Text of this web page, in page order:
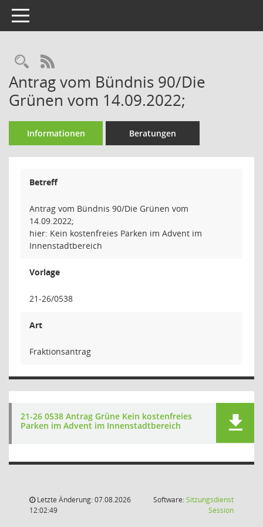
Toggle navigation
Rechercheauswahl
RSS-Feed
Antrag vom Bündnis 90/Die
Grünen vom 14.09.2022;
Informationen Beratungen
Betreff
Antrag vom Bündnis 90/Die Grünen vom
14.09.2022;
hier: Kein kostenfreies Parken im Advent im
Innenstadtbereich
Vorlage
21-26/0538
Art
Fraktionsantrag
21-26 0538 Antrag Grüne Kein kostenfreies
Parken im Advent im Innenstadtbereich
Letzte Änderung: 07.08.2026
12:02:49
Software:Sitzungsdienst
Session(Wird in